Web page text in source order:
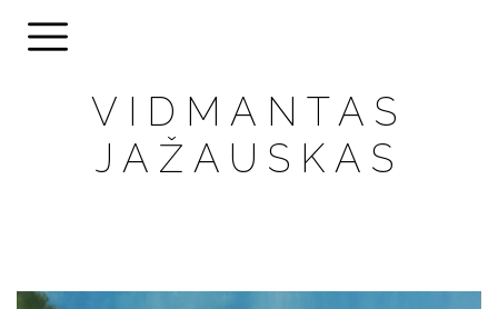
VIDMANTAS
JAŽAUSKAS